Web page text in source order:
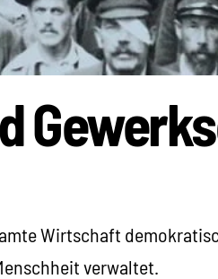
Wirtschaft
verwaltet.